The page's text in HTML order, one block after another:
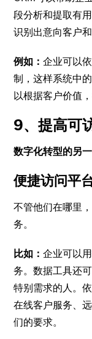
段分析和提取有
识别出意向客户
例如：企业可以
制，这样系统中
以根据客户价值
9、提高可
数字化转型的另
便捷访问平
不管他们在哪里
务。
比如：企业可以
务。数据工具还
特别需求的人。
在线客户服务、
们的要求。